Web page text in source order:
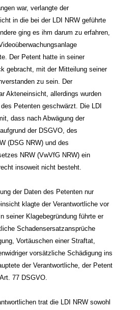
war, verlangte der
in die bei der LDI NRW geführte
ging es ihm darum zu erfahren,
Der Petent hatte in seiner
gebracht, mit der Mitteilung seiner
zu sein. Der
Akteneinsicht, allerdings wurden
Petenten geschwärzt. Die LDI
dass nach Abwägung der
der DSGVO, des
(DSG NRW) und des
NRW (VwVfG NRW) ein
insoweit nicht besteht.
der Daten des Petenten nur
klagte der Verantwortliche vor
seiner Klagebegründung führte er
Schadensersatzansprüche
Vortäuschen einer Straftat,
vorsätzliche Schädigung ins
der Verantwortliche, der Petent
77 DSGVO.
trat die LDI NRW sowohl